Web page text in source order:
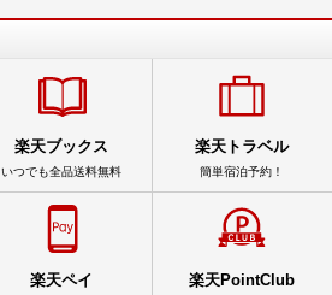
楽天ブックス
いつでも全品送料無料
楽天トラベル
簡単宿泊予約！
楽天ペイ 楽天PointClub